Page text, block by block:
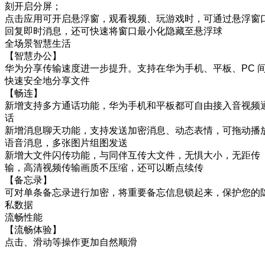
刻开启分屏；
点击应用可开启悬浮窗，观看视频、玩游戏时，可通过悬浮窗
回复即时消息，还可快速将窗口最小化隐藏至悬浮球
全场景智慧生活
【智慧办公】
华为分享传输速度进一步提升。支持在华为手机、平板、PC
快速安全地分享文件
【畅连】
新增支持多方通话功能，华为手机和平板都可自由接入音视频
话
新增消息聊天功能，支持发送加密消息、动态表情，可拖动播
语音消息，多张图片组图发送
新增大文件闪传功能，与同伴互传大文件，无惧大小，无距传
输，高清视频传输画质不压缩，还可以断点续传
【备忘录】
可对单条备忘录进行加密，将重要备忘信息锁起来，保护您的
私数据
流畅性能
【流畅体验】
点击、滑动等操作更加自然顺滑